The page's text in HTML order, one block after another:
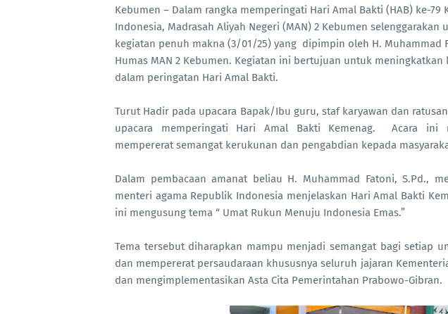
Kebumen – Dalam rangka memperingati Hari Amal Bakti (HAB) ke-79
Indonesia, Madrasah Aliyah Negeri (MAN) 2 Kebumen selenggarakan
kegiatan penuh makna (3/01/25) yang dipimpin oleh H. Muhammad
Humas MAN 2 Kebumen. Kegiatan ini bertujuan untuk
dalam peringatan Hari Amal Bakti.
Turut Hadir pada upacara Bapak/Ibu guru, staf karyawan dan
upacara memperingati Hari Amal Bakti Kemenag.
Acara ini
mempererat semangat kerukunan dan pengabdian kepada
Dalam pembacaan amanat beliau H. Muhammad Fatoni, S.Pd.,
menteri agama Republik Indonesia menjelaskan Hari Amal Bakti
ini mengusung tema “ Umat Rukun Menuju Indonesia Emas.”
Tema tersebut diharapkan mampu menjadi semangat bagi setiap
dan mempererat persaudaraan khususnya seluruh jajaran
dan mengimplementasikan Asta Cita Pemerintahan Prabowo-Gibran.